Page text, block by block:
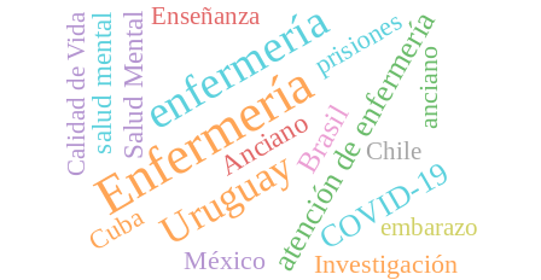
Enfermería
enfermería
Uruguayatención de enfermería
COVID-19
Brasil
Anciano
Salud Mental
salud mental
Investigación
prisiones
México
Cuba
anciano
Enseñanza
Chile
Calidad de Vida
embarazo